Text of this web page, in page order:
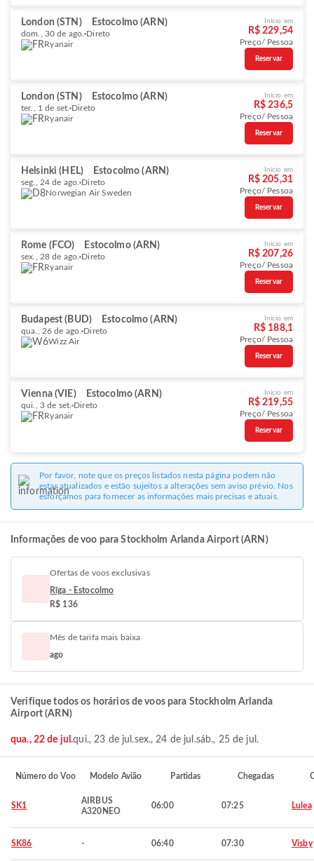
London (STN) Estocolmo (ARN)
dom., 30 de ago. Direto
Ryanair
Início em
R$ 229,54
Preço/ Pessoa
Reservar
London (STN) Estocolmo (ARN)
ter., 1 de set. Direto
Ryanair
Início em
R$ 236,5
Preço/ Pessoa
Reservar
Helsinki (HEL) Estocolmo (ARN)
seg., 24 de ago. Direto
Norwegian Air Sweden
Início em
R$ 205,31
Preço/ Pessoa
Reservar
Rome (FCO) Estocolmo (ARN)
sex., 28 de ago. Direto
Ryanair
Início em
R$ 207,26
Preço/ Pessoa
Reservar
Budapest (BUD) Estocolmo (ARN)
qua., 26 de ago. Direto
Wizz Air
Início em
R$ 188,1
Preço/ Pessoa
Reservar
Vienna (VIE) Estocolmo (ARN)
qui., 3 de set. Direto
Ryanair
Início em
R$ 219,55
Preço/ Pessoa
Reservar
Por favor, note que os preços listados nesta página podem não
estar atualizados e estão sujeitos a alterações sem aviso prévio. Nos
esforçamos para fornecer as informações mais precisas e atuais.
Informações de voo para Stockholm Arlanda Airport (ARN)
Ofertas de voos exclusivas
Rīga - Estocolmo
R$ 136
Mês de tarifa mais baixa
ago
Verifique todos os horários de voos para Stockholm Arlanda
Airport (ARN)
qua., 22 de jul.qui., 23 de jul.sex., 24 de jul.sáb., 25 de jul.
Número do Voo Modelo Avião Partidas Chegadas
SK1
AIRBUS
A320NEO
06:00 07:25 Lulea
SK86 - 06:40 07:30 Visby